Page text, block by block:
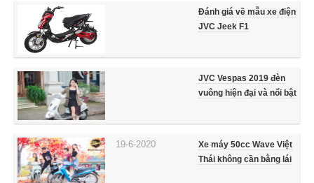
Đánh giá về mẫu xe điện
JVC Jeek F1
JVC Vespas 2019 đèn
vuông hiện đại và nổi bật
Xe máy 50cc Wave Việt
Thái không cần bằng lái
19-6-2020